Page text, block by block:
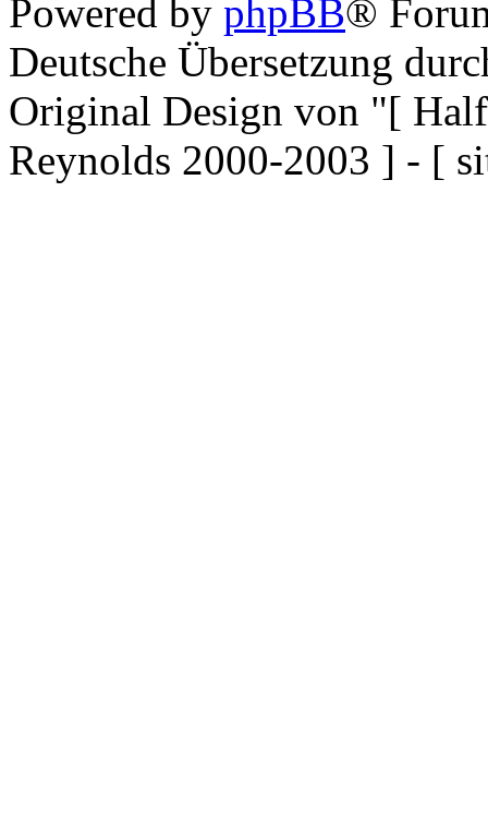
Powered by phpBB®
Deutsche Übersetzung
Original Design von "[
Reynolds 2000-2003 ] - [